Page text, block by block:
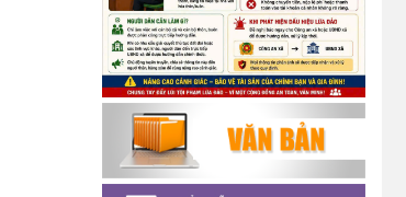
Thông báo về thực hiện Luật
tương trợ tư pháp về dân sự và
các văn bản quy định chi tiết,
hướng dẫn thi hành
(04/08/2026)